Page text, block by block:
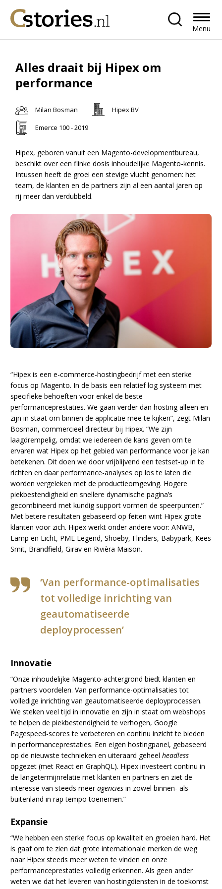
Menu
Alles draait bij Hipex om
performance
Milan Bosman
Hipex BV
Emerce 100 - 2019
Hipex, geboren vanuit een Magento-developmentbureau,
beschikt over een flinke dosis inhoudelijke Magento-kennis.
Intussen heeft de groei een stevige vlucht genomen: het
team, de klanten en de partners zijn al een aantal jaren op
rij meer dan verdubbeld.
“Hipex is een e-commerce-hostingbedrijf met een sterke
focus op Magento. In de basis een relatief log systeem met
specifieke behoeften voor enkel de beste
performanceprestaties. We gaan verder dan hosting alleen en
zijn in staat om binnen de applicatie mee te kijken”, zegt Milan
Bosman, commercieel directeur bij Hipex. “We zijn
laagdrempelig, omdat we iedereen de kans geven om te
ervaren wat Hipex op het gebied van performance voor je kan
betekenen. Dit doen we door vrijblijvend een testset-up in te
richten en daar performance-analyses op los te laten die
worden vergeleken met de productieomgeving. Hogere
piekbestendigheid en snellere dynamische pagina’s
gecombineerd met kundig support vormen de speerpunten.”
Met betere resultaten gebaseerd op feiten wint Hipex grote
klanten voor zich. Hipex werkt onder andere voor: ANWB,
Lamp en Licht, PME Legend, Shoeby, Flinders, Babypark, Kees
Smit, Brandfield, Girav en Rivièra Maison.
‘Van performance-optimalisaties
tot volledige inrichting van
geautomatiseerde
deployprocessen’
Innovatie
“Onze inhoudelijke Magento-achtergrond biedt klanten en
partners voordelen. Van performance-optimalisaties tot
volledige inrichting van geautomatiseerde deployprocessen.
We steken veel tijd in innovatie en zijn in staat om webshops
te helpen de piekbestendigheid te verhogen, Google
Pagespeed-scores te verbeteren en continu inzicht te bieden
in performanceprestaties. Een eigen hostingpanel, gebaseerd
op de nieuwste technieken en uiteraard geheelheadless
opgezet (met React en GraphQL). Hipex investeert continu in
de langetermijnrelatie met klanten en partners en ziet de
interesse van steeds meeragencies in zowel binnen- als
buitenland in rap tempo toenemen.”
Expansie
“We hebben een sterke focus op kwaliteit en groeien hard. Het
is gaaf om te zien dat grote internationale merken de weg
naar Hipex steeds meer weten te vinden en onze
performanceprestaties volledig erkennen. Als geen ander
weten we dat het leveren van hostingdiensten in de toekomst